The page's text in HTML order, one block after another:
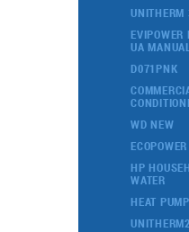
EVIPOWER
UA
D071PNK
WD NEW
HP
WATER
HEAT
UNITHERM2